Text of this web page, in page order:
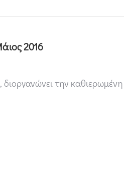
2016
την καθιερωμένη